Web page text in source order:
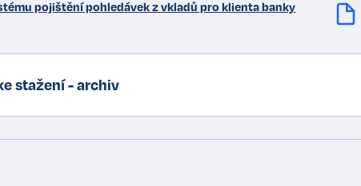
pojištění pohledávek z vkladů pro klienta banky
stažení - archiv